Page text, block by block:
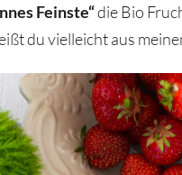
Feinste“die Bio
du vielleicht aus